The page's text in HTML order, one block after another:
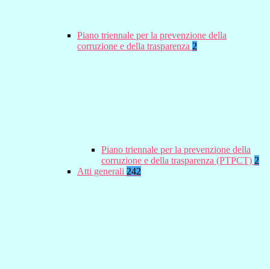
Piano triennale per la prevenzione della
corruzione e della trasparenza 2
Piano triennale per la prevenzione della
corruzione e della trasparenza (PTPCT) 2
Atti generali 242